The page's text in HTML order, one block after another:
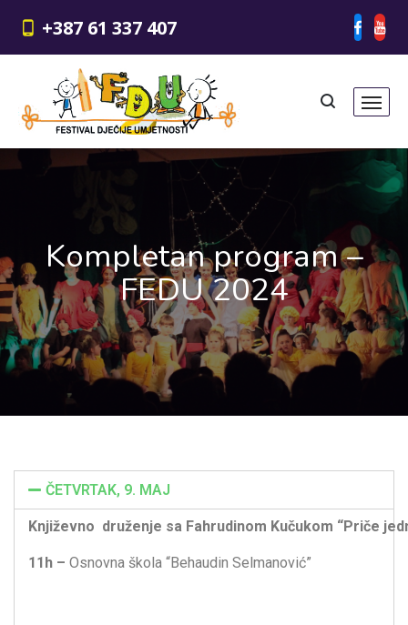
+387 61 337 407
Kompletan program –
FEDU 2024
ČETVRTAK, 9. MAJ
Književno druženje sa Fahrudinom Kučukom “Priče
11h – Osnovna škola “Behaudin Selmanović”